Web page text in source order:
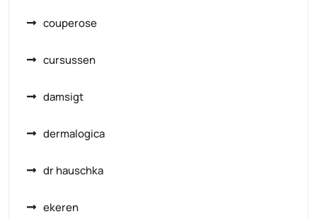
couperose
cursussen
damsigt
dermalogica
dr hauschka
ekeren